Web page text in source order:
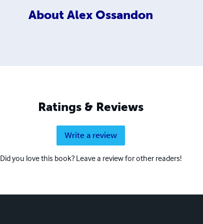
About Alex Ossandon
Ratings & Reviews
Write a review
Did you love this book? Leave a review for other readers!